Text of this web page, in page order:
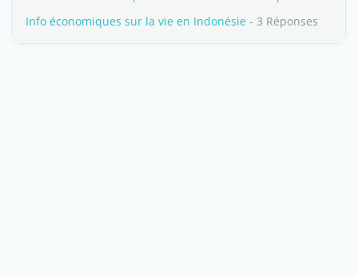
Info économiques sur la vie en Indonésie - 3 Réponses